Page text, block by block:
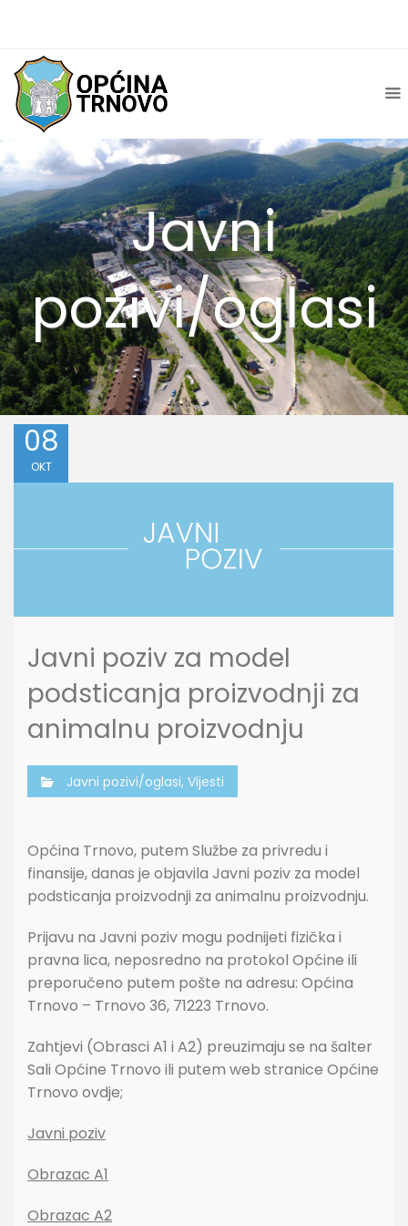
Javni
pozivi/oglasi
08
OKT
Javni poziv za model
podsticanja proizvodnji za
animalnu proizvodnju
Javni pozivi/oglasi, Vijesti
Općina Trnovo, putem Službe za privredu i
finansije, danas je objavila Javni poziv za model
podsticanja proizvodnji za animalnu proizvodnju.
Prijavu na Javni poziv mogu podnijeti fizička i
pravna lica, neposredno na protokol Općine ili
preporučeno putem pošte na adresu: Općina
Trnovo – Trnovo 36, 71223 Trnovo.
Zahtjevi (Obrasci A1 i A2) preuzimaju se na šalter
Sali Općine Trnovo ili putem web stranice Općine
Trnovo ovdje;
Javni poziv
Obrazac A1
Obrazac A2